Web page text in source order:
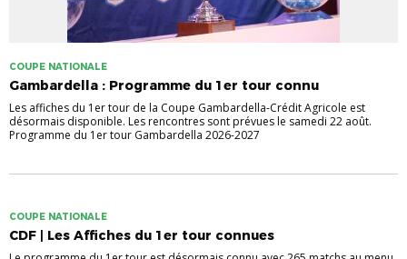
COUPE NATIONALE
Gambardella : Programme du 1er tour connu
Les affiches du 1er tour de la Coupe Gambardella-Crédit Agricole est
désormais disponible. Les rencontres sont prévues le samedi 22 août.
Programme du 1er tour Gambardella 2026-2027
COUPE NATIONALE
CDF | Les Affiches du 1er tour connues